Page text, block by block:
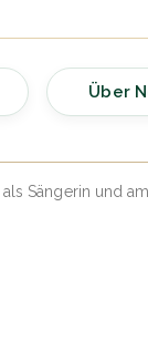
Sängerin und
Über